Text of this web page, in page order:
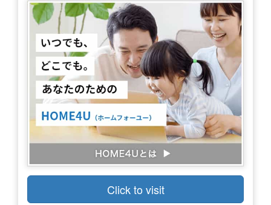
Click to visit